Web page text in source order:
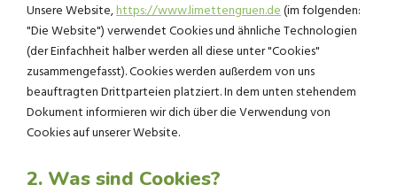
Unsere Website,https://www.limettengruen.de(im folgenden:
"Die Website") verwendet Cookies und ähnliche Technologien
(der Einfachheit halber werden all diese unter "Cookies"
zusammengefasst). Cookies werden außerdem von uns
beauftragten Drittparteien platziert. In dem unten stehendem
Dokument informieren wir dich über die Verwendung von
Cookies auf unserer Website.
2. Was sind Cookies?